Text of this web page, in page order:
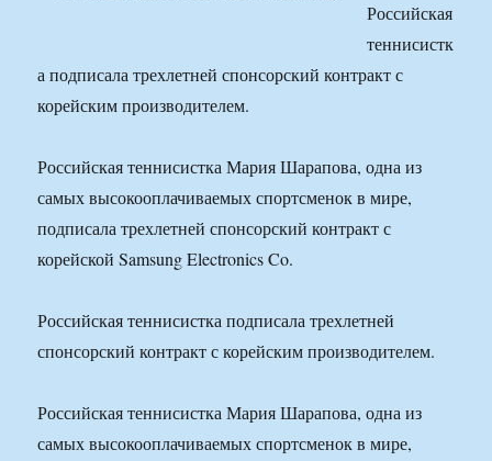
Российская
теннисистк
а подписала трехлетней спонсорский контракт с
корейским производителем.
Российская теннисистка Мария Шарапова, одна из
самых высокооплачиваемых спортсменок в мире,
подписала трехлетней спонсорский контракт с
корейской Samsung Electronics Co.
Российская теннисистка подписала трехлетней
спонсорский контракт с корейским производителем.
Российская теннисистка Мария Шарапова, одна из
самых высокооплачиваемых спортсменок в мире,